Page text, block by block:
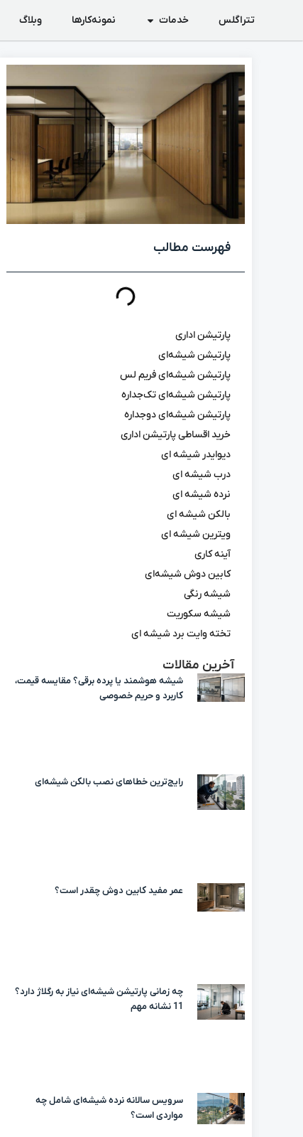
تتراگلس خدمات نمونه‌کارها وبلاگ
فهرست مطالب
پارتیشن اداری
پارتیشن شیشه‌ای
پارتیشن شیشه‌ای فریم لس
پارتیشن شیشه‌ای تک‌جداره
پارتیشن شیشه‌ای دوجداره
خرید اقساطی پارتیشن اداری
دیوایدر شیشه ای
درب شیشه ای
نرده شیشه ای
بالکن شیشه ای
ویترین شیشه ای
آینه کاری
کابین دوش شیشه‌ای
شیشه رنگی
شیشه سکوریت
تخته وایت برد شیشه ای
آخرین مقالات
شیشه هوشمند یا پرده برقی؟ مقایسه قیمت،
کاربرد و حریم خصوصی
رایج‌ترین خطاهای نصب بالکن شیشه‌ای
عمر مفید کابین دوش چقدر است؟
چه زمانی پارتیشن شیشه‌ای نیاز به رگلاژ دارد؟
11 نشانه مهم
سرویس سالانه نرده شیشه‌ای شامل چه
مواردی است؟